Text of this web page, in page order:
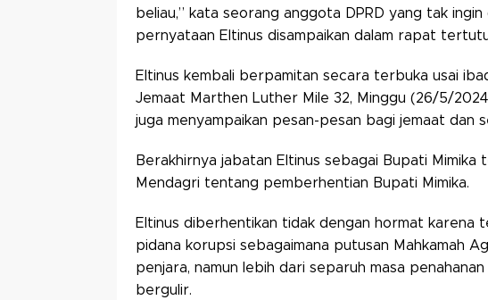
beliau,” kata seorang anggota DPRD yang tak
pernyataan Eltinus disampaikan dalam rapat
Eltinus kembali berpamitan secara terbuka usai
Jemaat Marthen Luther Mile 32, Minggu (26/5/
juga menyampaikan pesan-pesan bagi jemaat dan
Berakhirnya jabatan Eltinus sebagai Bupati
Mendagri tentang pemberhentian Bupati Mimika.
Eltinus diberhentikan tidak dengan hormat karena
pidana korupsi sebagaimana putusan Mahkamah
penjara, namun lebih dari separuh masa
bergulir.